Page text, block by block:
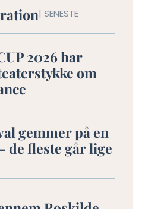
| SENESTE
2026 har
om
gemmer på en
de fleste går lige